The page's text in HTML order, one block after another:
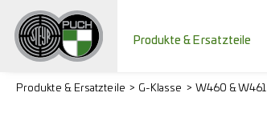
Produkte & Ersatzteile
Produkte & Ersatzteile G-Klasse W460 & W461